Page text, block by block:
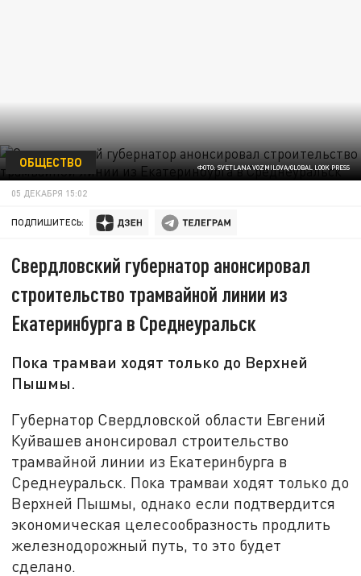
ФОТО: SVETLANA VOZMILOVA/GLOBAL LOOK PRESS
ОБЩЕСТВО
05 ДЕКАБРЯ 15:02
ПОДПИШИТЕСЬ:
Свердловский губернатор анонсировал
строительство трамвайной линии из
Екатеринбурга в Среднеуральск
Пока трамваи ходят только до Верхней
Пышмы.
Губернатор Свердловской области Евгений
Куйвашев анонсировал строительство
трамвайной линии из Екатеринбурга в
Среднеуральск. Пока трамваи ходят только до
Верхней Пышмы, однако если подтвердится
экономическая целесообразность продлить
железнодорожный путь, то это будет
сделано.